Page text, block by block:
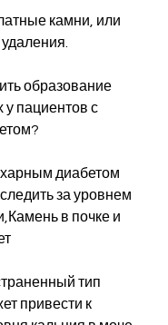
образование
у пациентов с
диабетом
за уровнем
в почке и
тип
привести к